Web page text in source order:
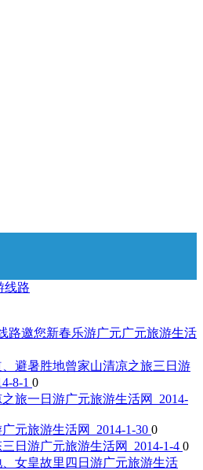
线路
路邀您新春乐游广元广元旅游生活
避暑胜地曾家山清凉之旅三日游
8-1 0
旅一日游广元旅游生活网 2014-
广元旅游生活网 2014-1-30 0
日游广元旅游生活网 2014-1-4 0
女皇故里四日游广元旅游生活